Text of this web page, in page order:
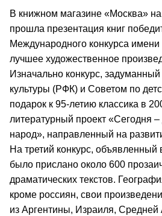
В книжном магазине «Москва»
прошла презентация книг
Международного конкурса
лучшее художественное
Изначально конкурс,
культуры (РФК) и Советом по
подарок к 95-летию классика в
литературный проект «Сегодня –
народ», направленный на
На третий конкурс, объявленный
было прислано около 600
драматических текстов.
кроме россиян, свои
из Аргентины, Израиля, Средней